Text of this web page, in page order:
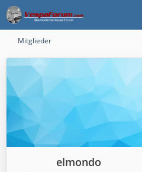
Mitglieder
elmondo